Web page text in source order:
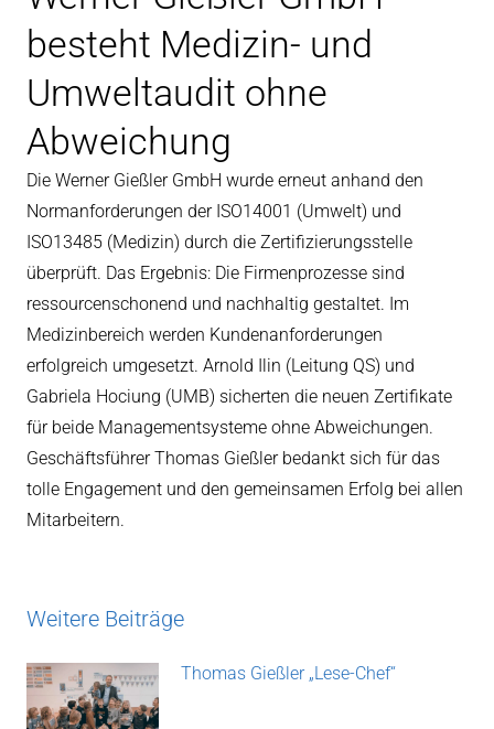
besteht Medizin- und
Umweltaudit ohne
Abweichung
Die Werner Gießler GmbH wurde erneut anhand den
Normanforderungen der ISO14001 (Umwelt) und
ISO13485 (Medizin) durch die Zertifizierungsstelle
überprüft. Das Ergebnis: Die Firmenprozesse sind
ressourcenschonend und nachhaltig gestaltet. Im
Medizinbereich werden Kundenanforderungen
erfolgreich umgesetzt. Arnold Ilin (Leitung QS) und
Gabriela Hociung (UMB) sicherten die neuen Zertifikate
für beide Managementsysteme ohne Abweichungen.
Geschäftsführer Thomas Gießler bedankt sich für das
tolle Engagement und den gemeinsamen Erfolg bei allen
Mitarbeitern.
Weitere Beiträge
Thomas Gießler „Lese-Chef“